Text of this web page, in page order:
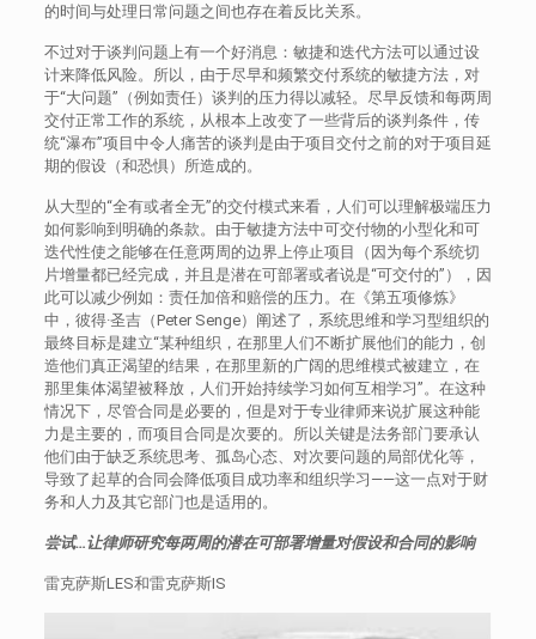
的时间与处理日常问题之间也存在着反比关系。
不过对于谈判问题上有一个好消息：敏捷和迭代方法可以通过设
计来降低风险。所以，由于尽早和频繁交付系统的敏捷方法，对
于“大问题”（例如责任）谈判的压力得以减轻。尽早反馈和每两周
交付正常工作的系统，从根本上改变了一些背后的谈判条件，传
统“瀑布”项目中令人痛苦的谈判是由于项目交付之前的对于项目延
期的假设（和恐惧）所造成的。
从大型的“全有或者全无”的交付模式来看，人们可以理解极端压力
如何影响到明确的条款。由于敏捷方法中可交付物的小型化和可
迭代性使之能够在任意两周的边界上停止项目（因为每个系统切
片增量都已经完成，并且是潜在可部署或者说是“可交付的”），因
此可以减少例如：责任加倍和赔偿的压力。在《第五项修炼》
中，彼得·圣吉（Peter Senge）阐述了，系统思维和学习型组织的
最终目标是建立“某种组织，在那里人们不断扩展他们的能力，创
造他们真正渴望的结果，在那里新的广阔的思维模式被建立，在
那里集体渴望被释放，人们开始持续学习如何互相学习”。在这种
情况下，尽管合同是必要的，但是对于专业律师来说扩展这种能
力是主要的，而项目合同是次要的。所以关键是法务部门要承认
他们由于缺乏系统思考、孤岛心态、对次要问题的局部优化等，
导致了起草的合同会降低项目成功率和组织学习——这一点对于财
务和人力及其它部门也是适用的。
尝试…让律师研究每两周的潜在可部署增量对假设和合同的影响
雷克萨斯LES和雷克萨斯IS